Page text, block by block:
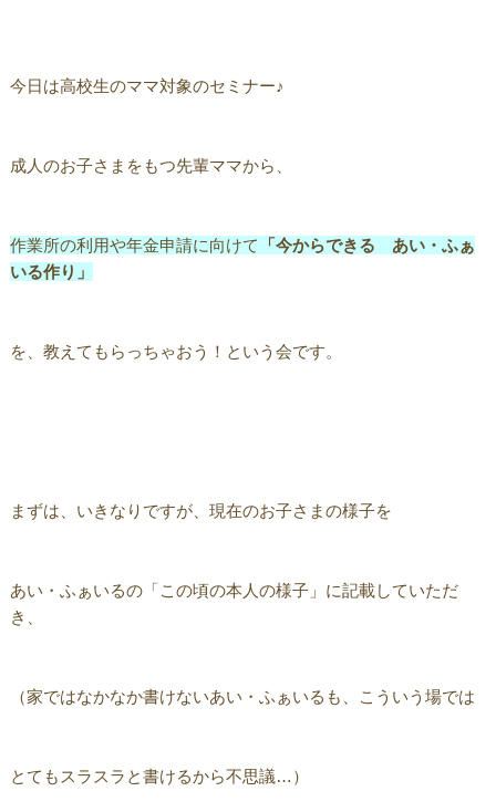
今日は高校生のママ対象のセミナー♪
成人のお子さまをもつ先輩ママから、
作業所の利用や年金申請に向けて
「今からできる あい・ふぁ
いる作り」
を、教えてもらっちゃおう！という会です。
まずは、いきなりですが、現在のお子さまの様子を
あい・ふぁいるの「この頃の本人の様子」に記載していただ
き、
（家ではなかなか書けないあい・ふぁいるも、こういう場では
とてもスラスラと書けるから不思議…）